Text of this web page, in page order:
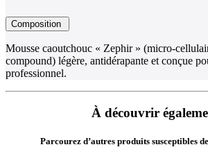
Composition
Mousse caoutchouc « Zephir » (micro-
compound) légère, antidérapante et conçue
professionnel.
À découvrir
Parcourez d’autres produits susceptibles